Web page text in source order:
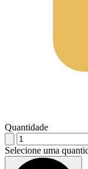
Quantidade
Selecione uma